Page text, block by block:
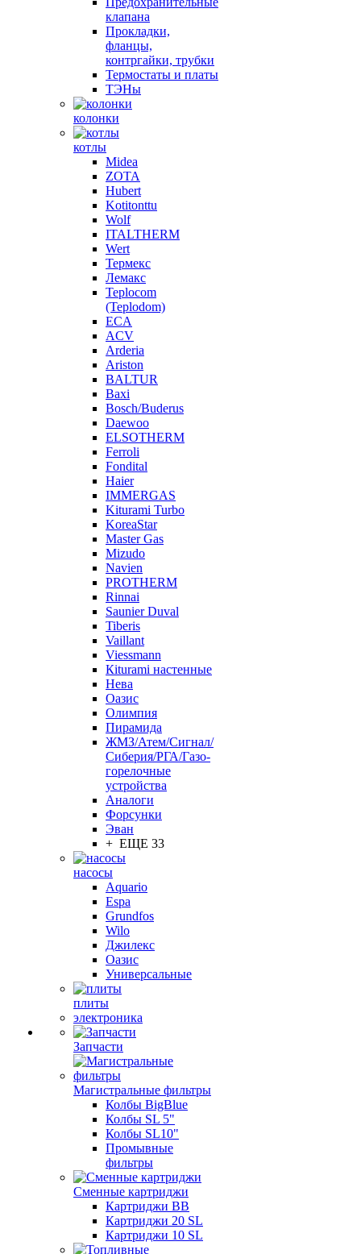
клапана
Прокладки,
фланцы,
контргайки, трубки
Термостаты и платы
ТЭНы
колонки
котлы
Midea
ZOTA
Hubert
Kotitonttu
Wolf
ITALTHERM
Wert
Термекс
Лемакс
Teplocom
(Teplodom)
ECA
ACV
Arderia
Ariston
BALTUR
Baxi
Bosch/Buderus
Daewoo
ELSOTHERM
Ferroli
Fondital
Haier
IMMERGAS
Kiturami Turbo
KoreaStar
Master Gas
Mizudo
Navien
PROTHERM
Rinnai
Saunier Duval
Tiberis
Vaillant
Viessmann
Кiturami настенные
Нева
Оазис
Олимпия
Пирамида
ЖМЗ/Атем/Сигнал/
Сиберия/РГА/Газо-
горелочные
устройства
Aналоги
Форсунки
Эван
+ ЕЩЕ 33
насосы
Aquario
Espa
Grundfos
Wilo
Джилекс
Оазис
Универсальные
плиты
электроника
Запчасти
Магистральные фильтры
Колбы BigBlue
Колбы SL 5"
Колбы SL10"
Промывные
фильтры
Сменные картриджи
Картриджи BB
Картриджи 20 SL
Картриджи 10 SL